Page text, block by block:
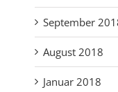
September
August 2018
Januar 2018